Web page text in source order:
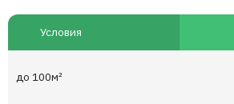
Условия
до 100м²